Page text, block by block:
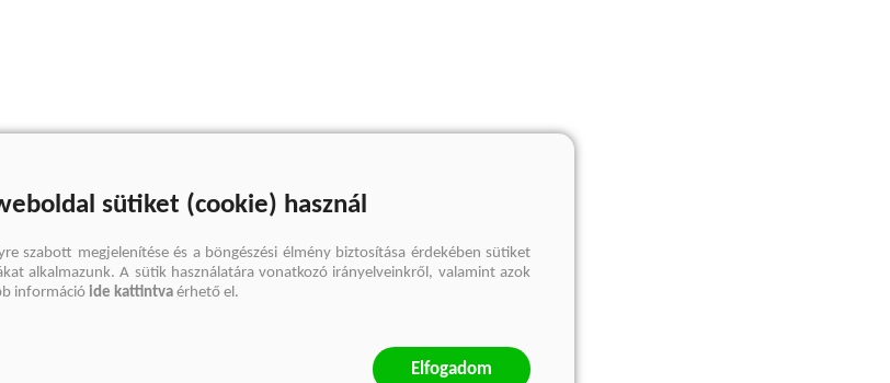
sütiket (cookie) használ
szabott megjelenítése és a böngészési élmény biztosítása érdekében sütiket
alkalmazunk. A sütik használatára vonatkozó irányelveinkről, valamint azok
információ ide kattintva érhető el.
Elfogadom